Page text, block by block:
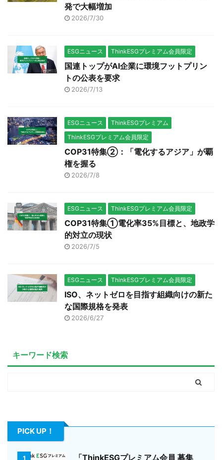
発で大幅増加
2026/7/30
ESGニュース ThinkESGプレミアム会員限定
国連トップがAI企業に環境フットプリン
トの公表を要求
2026/7/13
ESGニュース
ThinkESGプレミアム
ThinkESGプレミアム会員限定
COP31特集②：「電化するアジア」が覇
権を握る
2026/7/8
ESGニュース ThinkESGプレミアム会員限定
COP31特集①電化率35%目標と、地政学
的対立の現状
2026/7/5
ESGニュース ThinkESGプレミアム会員限定
ISO、ネットゼロを目指す組織向けの新た
な国際規格を発表
2026/6/27
キーワード検索
PICK UP！
1 「ThinkESGプレミアム会員 募集